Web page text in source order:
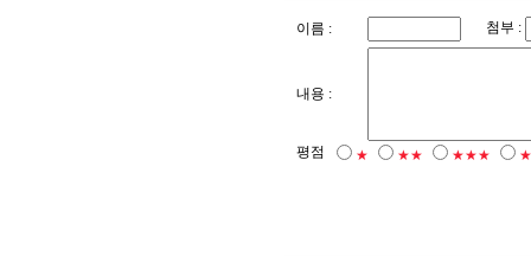
이름 : 첨부 :
내용 :
평점 ★ ★★ ★★★